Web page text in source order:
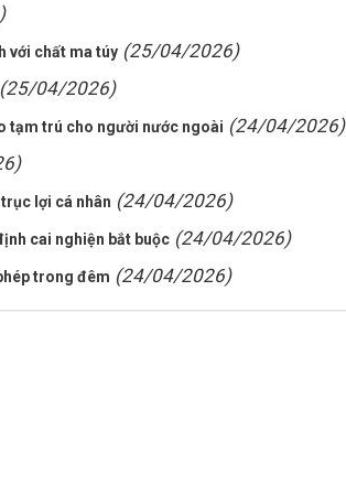
với chất ma túy (25/04/2026)
(25/04/2026)
tạm trú cho người nước ngoài (24/04/2026)
lợi cá nhân (24/04/2026)
cai nghiện bắt buộc (24/04/2026)
trong đêm (24/04/2026)